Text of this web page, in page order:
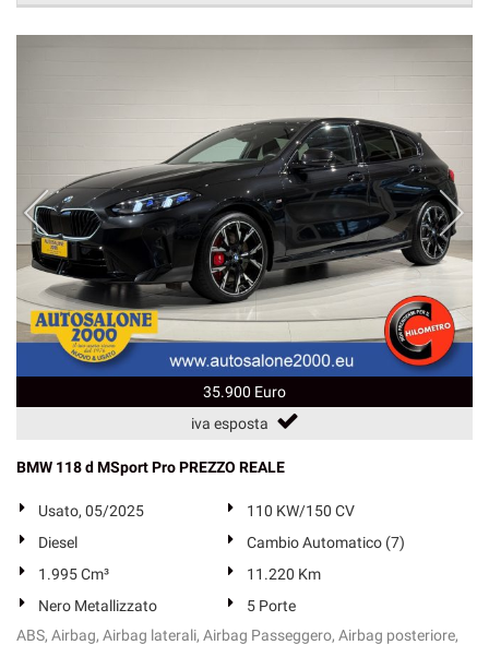
35.900 Euro
iva esposta
BMW 118 d MSport Pro PREZZO REALE
Usato, 05/2025
110 KW/150 CV
Diesel
Cambio Automatico (7)
1.995 Cm³
11.220 Km
Nero Metallizzato
5 Porte
ABS, Airbag, Airbag laterali, Airbag Passeggero, Airbag posteriore,